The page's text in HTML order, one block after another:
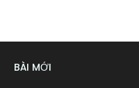
BÀI MỚI